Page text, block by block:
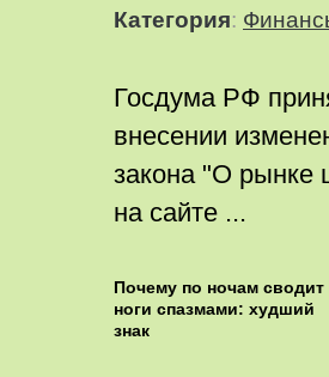
Категория:
Госдума РФ
внесении
закона "О рынке
на сайте ...
Почему по ночам сводит
ноги спазмами: худший
знак